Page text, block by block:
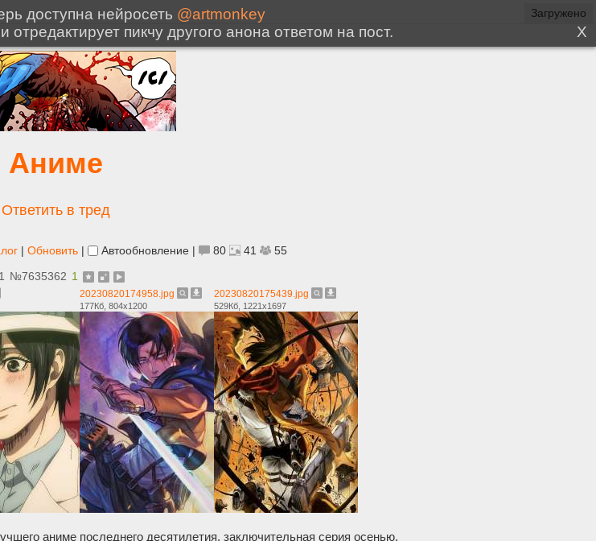
Аниме
Ответить в тред
| Обновить | Автообновление | 80 41 55
№7635362 1
20230820174958.jpg
177Кб, 804x1200
20230820175439.jpg
529Кб, 1221x1697
аниме последнего десятилетия, заключительная серия осенью.